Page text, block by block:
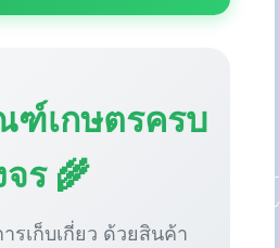
ฑ์เกษตรครบ
จร 🌾
รเก็บเกี่ยว ด้วยสินค้า